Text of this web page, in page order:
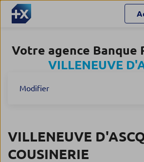
Votre agence Banque
VILLENEUVE
Modifier
VILLENEUVE
COUSINERIE